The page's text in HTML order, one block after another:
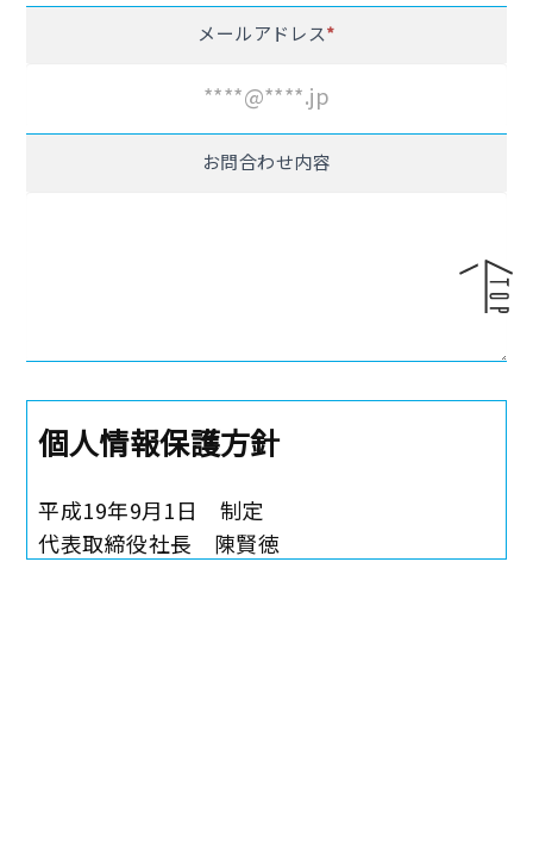
メールアドレス*
お問合わせ内容
個人情報保護方針
平成19年9月1日 制定
代表取締役社長 陳賢徳